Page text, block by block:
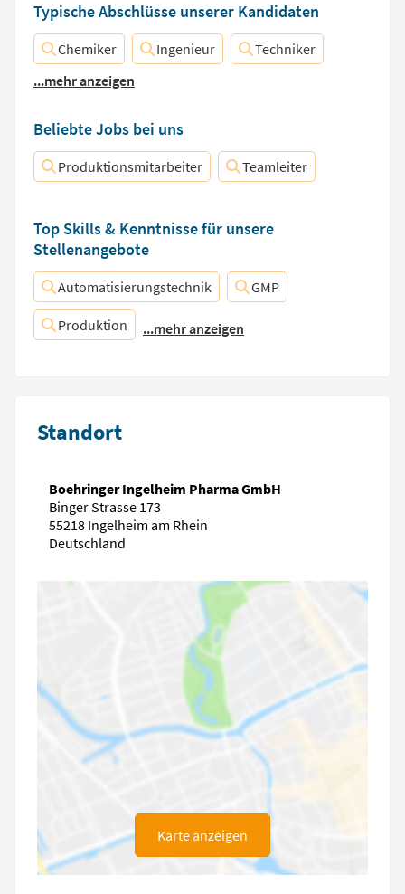
Typische Abschlüsse unserer Kandidaten
Chemiker Ingenieur
Techniker
...mehr anzeigen
Beliebte Jobs bei uns
Produktionsmitarbeiter Teamleiter
Top Skills & Kenntnisse für unsere
Stellenangebote
Automatisierungstechnik GMP
Produktion ...mehr anzeigen
Standort
Boehringer Ingelheim Pharma GmbH
Binger Strasse 173
55218 Ingelheim am Rhein
Deutschland
Karte anzeigen